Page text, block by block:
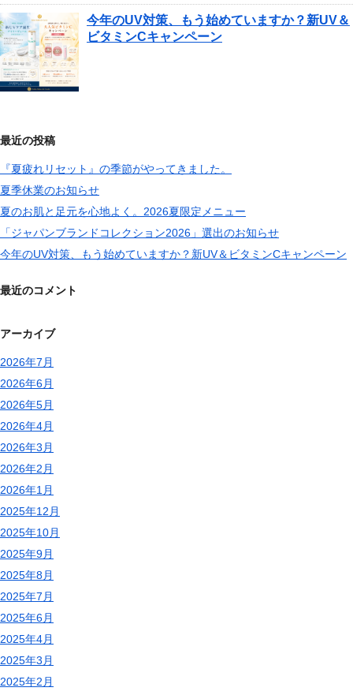
今年のUV対策、もう始めていますか？新UV＆
ビタミンCキャンペーン
最近の投稿
『夏疲れリセット』の季節がやってきました。
夏季休業のお知らせ
夏のお肌と足元を心地よく。2026夏限定メニュー
「ジャパンブランドコレクション2026」選出のお知らせ
今年のUV対策、もう始めていますか？新UV＆ビタミンCキャンペーン
最近のコメント
アーカイブ
2026年7月
2026年6月
2026年5月
2026年4月
2026年3月
2026年2月
2026年1月
2025年12月
2025年10月
2025年9月
2025年8月
2025年7月
2025年6月
2025年4月
2025年3月
2025年2月